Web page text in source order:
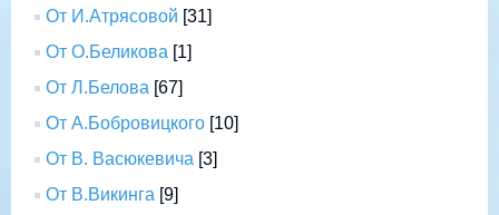
От И.Атрясовой [31]
От О.Беликова [1]
От Л.Белова [67]
От А.Бобровицкого [10]
От В. Васюкевича [3]
От В.Викинга [9]